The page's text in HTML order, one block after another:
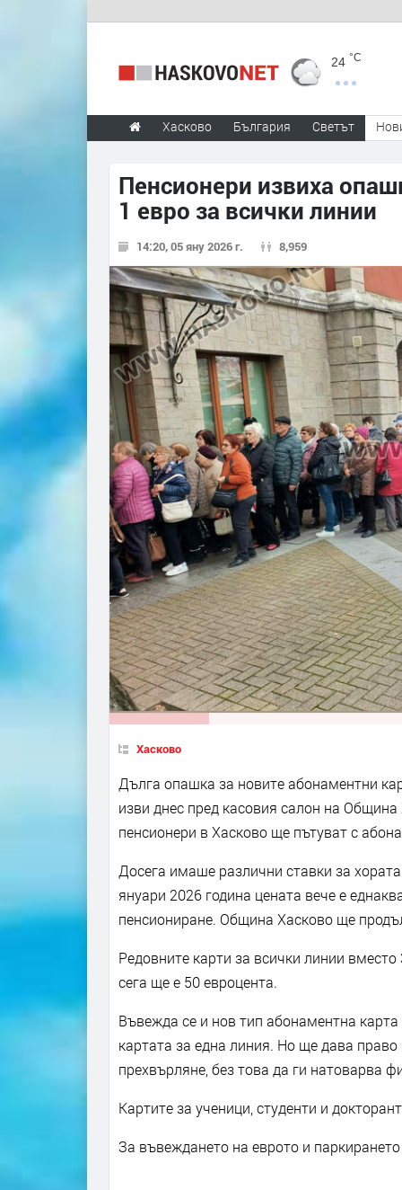
24 °C
Хасково България Светът
Пенсионери извиха
1 евро за всички линии
14:20, 05 яну 2026 г. 8,959
Хасково
Дълга опашка за новите абонаментни
изви днес пред касовия салон на
пенсионери в Хасково ще пътуват с
Досега имаше различни ставки за
януари 2026 година цената вече е
пенсиониране. Община Хасково ще
Редовните карти за всички линии
сега ще е 50 евроцента.
Въвежда се и нов тип абонаментна карта
картата за една линия. Но ще дава
прехвърляне, без това да ги натоварва
Картите за ученици, студенти и
За въвеждането на еврото и